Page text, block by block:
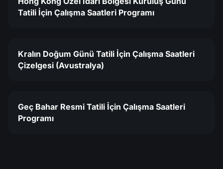
Tatili İçin Çalışma Saatleri Programı
Kralın Doğum Günü Tatili İçin Çalışma Saatleri
Çizelgesi (Avustralya)
Geç Bahar Resmi Tatili İçin Çalışma Saatleri
Programı